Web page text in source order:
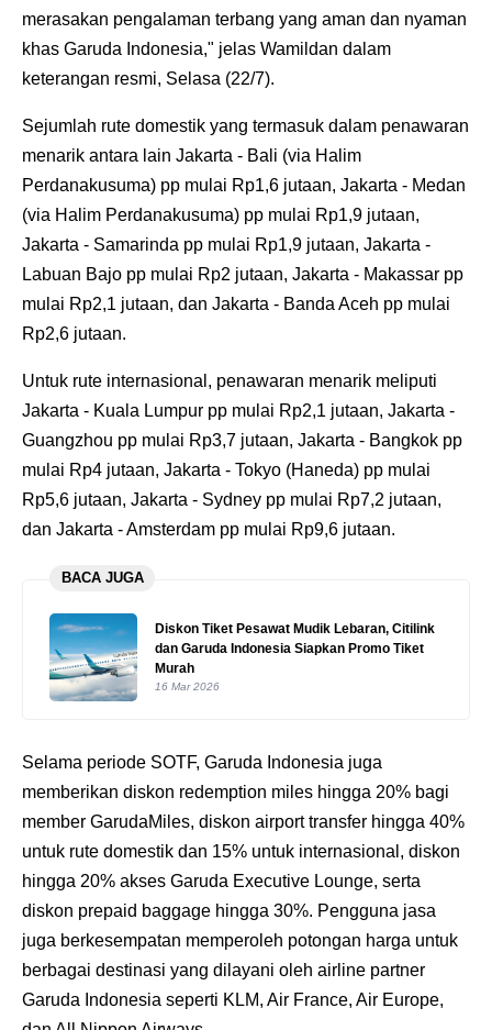
merasakan pengalaman terbang yang aman dan nyaman
khas Garuda Indonesia," jelas Wamildan dalam
keterangan resmi, Selasa (22/7).
Sejumlah rute domestik yang termasuk dalam penawaran
menarik antara lain Jakarta - Bali (via Halim
Perdanakusuma) pp mulai Rp1,6 jutaan, Jakarta - Medan
(via Halim Perdanakusuma) pp mulai Rp1,9 jutaan,
Jakarta - Samarinda pp mulai Rp1,9 jutaan, Jakarta -
Labuan Bajo pp mulai Rp2 jutaan, Jakarta - Makassar pp
mulai Rp2,1 jutaan, dan Jakarta - Banda Aceh pp mulai
Rp2,6 jutaan.
Untuk rute internasional, penawaran menarik meliputi
Jakarta - Kuala Lumpur pp mulai Rp2,1 jutaan, Jakarta -
Guangzhou pp mulai Rp3,7 jutaan, Jakarta - Bangkok pp
mulai Rp4 jutaan, Jakarta - Tokyo (Haneda) pp mulai
Rp5,6 jutaan, Jakarta - Sydney pp mulai Rp7,2 jutaan,
dan Jakarta - Amsterdam pp mulai Rp9,6 jutaan.
BACA JUGA
Diskon Tiket Pesawat Mudik Lebaran, Citilink
dan Garuda Indonesia Siapkan Promo Tiket
Murah
16 Mar 2026
Selama periode SOTF, Garuda Indonesia juga
memberikan diskon redemption miles hingga 20% bagi
member GarudaMiles, diskon airport transfer hingga 40%
untuk rute domestik dan 15% untuk internasional, diskon
hingga 20% akses Garuda Executive Lounge, serta
diskon prepaid baggage hingga 30%. Pengguna jasa
juga berkesempatan memperoleh potongan harga untuk
berbagai destinasi yang dilayani oleh airline partner
Garuda Indonesia seperti KLM, Air France, Air Europe,